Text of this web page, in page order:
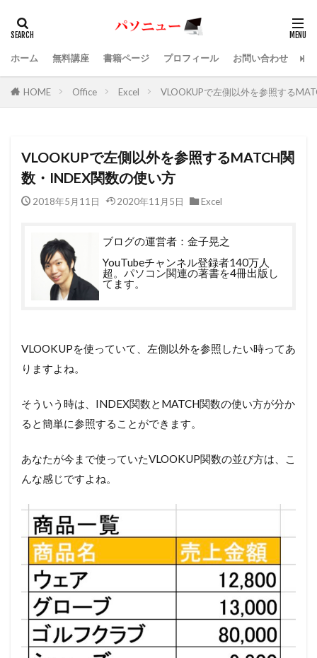
ホーム 無料講座 書籍ページ プロフィール お問い合わせ
HOME Office Excel VLOOKUPで左側以外を参照する
VLOOKUPで左側以外を参照するMATCH関
数・INDEX関数の使い方
2018年5月11日 2020年11月5日 Excel
ブログの運営者：金子晃之
YouTubeチャンネル登録者140万人
超。パソコン関連の著書を4冊出版し
てます。
VLOOKUPを使っていて、左側以外を参照したい時ってあ
りますよね。
そういう時は、INDEX関数とMATCH関数の使い方が分か
ると簡単に参照することができます。
あなたが今まで使っていたVLOOKUP関数の並び方は、こ
んな感じですよね。